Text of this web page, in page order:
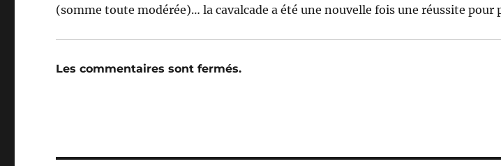
(somme toute modérée)… la cavalcade a été une nouvelle fois une réussite pour
Les commentaires sont fermés.